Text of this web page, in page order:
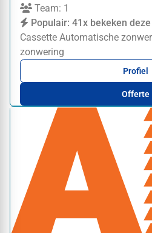
Team: 1
Populair: 41x bekeken
Cassette Automatische
zonwering
Profiel
Offerte